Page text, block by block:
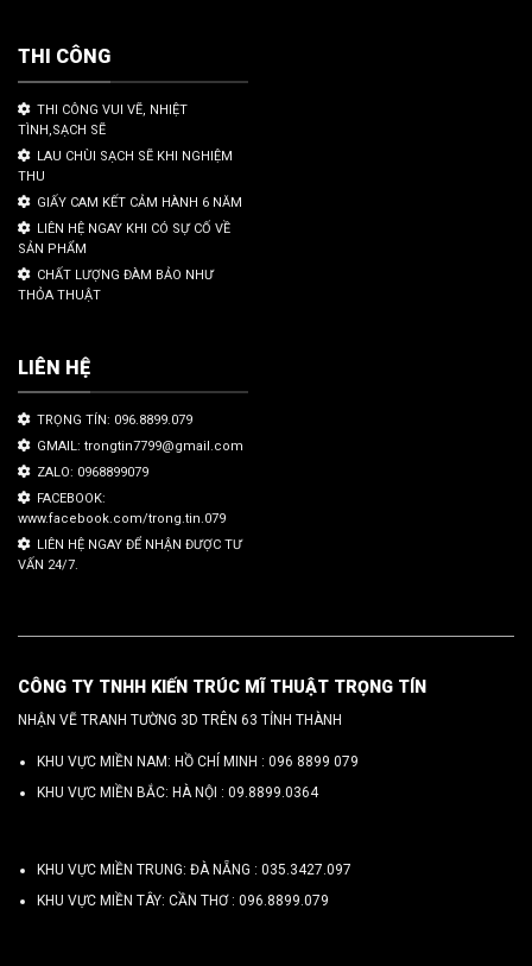
THI CÔNG
THI CÔNG VUI VẼ, NHIỆT
TÌNH,SẠCH SẼ
LAU CHÙI SẠCH SẼ KHI NGHIỆM
THU
GIẤY CAM KẾT CẢM HÀNH 6 NĂM
LIÊN HỆ NGAY KHI CÓ SỰ CỐ VỀ
SẢN PHẨM
CHẤT LƯỢNG ĐÀM BẢO NHƯ
THỎA THUẬT
LIÊN HỆ
TRỌNG TÍN: 096.8899.079
GMAIL: trongtin7799@gmail.com
ZALO: 0968899079
FACEBOOK:
www.facebook.com/trong.tin.079
LIÊN HỆ NGAY ĐỂ NHẬN ĐƯỢC TƯ
VẤN 24/7.
CÔNG TY TNHH KIẾN TRÚC MĨ THUẬT TRỌNG TÍN
NHẬN VẼ TRANH TƯỜNG 3D TRÊN 63 TỈNH THÀNH
KHU VỰC MIỀN NAM: HỒ CHÍ MINH : 096 8899 079
KHU VỰC MIỀN BẮC: HÀ NỘI : 09.8899.0364
KHU VỰC MIỀN TRUNG: ĐÀ NẴNG : 035.3427.097
KHU VỰC MIỀN TÂY: CẦN THƠ : 096.8899.079